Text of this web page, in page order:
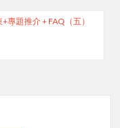
專題推介 + FAQ（五）